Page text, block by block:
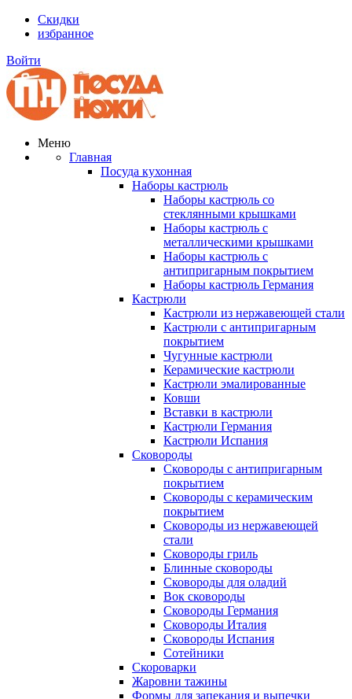
Скидки
избранное
Войти
Меню
Главная
Посуда кухонная
Наборы кастрюль
Наборы кастрюль со
стеклянными крышками
Наборы кастрюль с
металлическими крышками
Наборы кастрюль с
антипригарным покрытием
Наборы кастрюль Германия
Кастрюли
Кастрюли из нержавеющей стали
Кастрюли с антипригарным
покрытием
Чугунные кастрюли
Керамические кастрюли
Кастрюли эмалированные
Ковши
Вставки в кастрюли
Кастрюли Германия
Кастрюли Испания
Сковороды
Сковороды с антипригарным
покрытием
Сковороды с керамическим
покрытием
Сковороды из нержавеющей
стали
Сковороды гриль
Блинные сковороды
Сковороды для оладий
Вок сковороды
Сковороды Германия
Сковороды Италия
Сковороды Испания
Сотейники
Скороварки
Жаровни тажины
Формы для запекания и выпечки